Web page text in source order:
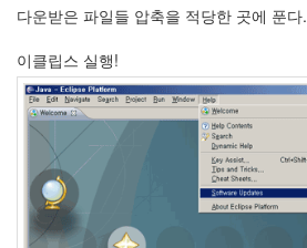
다운받은 파일들 압축을 적당한 곳에 푼다.
이클립스 실행!
체
blog
40
재
미
PSP
음
악